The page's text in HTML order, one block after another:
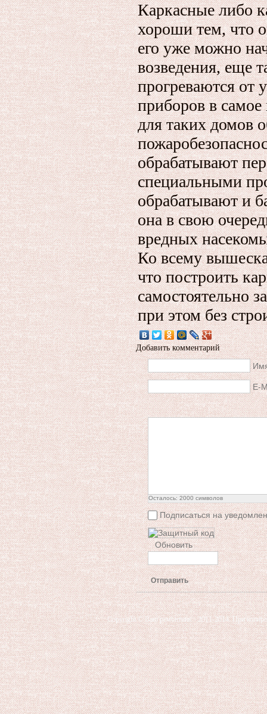
Каркасные либо
хороши тем, что
его уже можно
возведения, еще
прогреваются от
приборов в
для таких домов
обрабатывают
специальными
обрабатывают и
она в свою
вредных
Ко всему
что построить
самостоятельно
при этом без
Добавить комментарий
E-
Осталось: 2000 символов
Подписаться на
Обновить
Отправить
Copyright © Ваш ремонтник - 2011-2014. При